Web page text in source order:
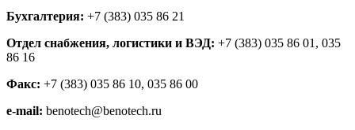
Бухгалтерия: +7 (383) 035 86 21
Отдел снабжения, логистики и ВЭД: +7 (383) 035 86 01, 035
86 16
Факс: +7 (383) 035 86 10, 035 86 00
e-mail: benotech@benotech.ru